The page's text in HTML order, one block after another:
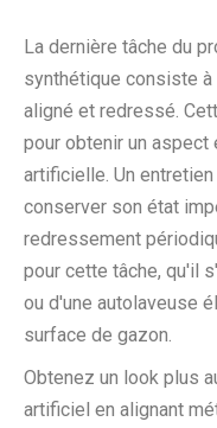
La dernière tâche du
synthétique consiste à
aligné et redressé.
pour obtenir un
artificielle. Un
conserver son état
redressement
pour cette tâche, qu'il
ou d'une autolaveuse
surface de gazon.
Obtenez un look plus
artificiel en alignant